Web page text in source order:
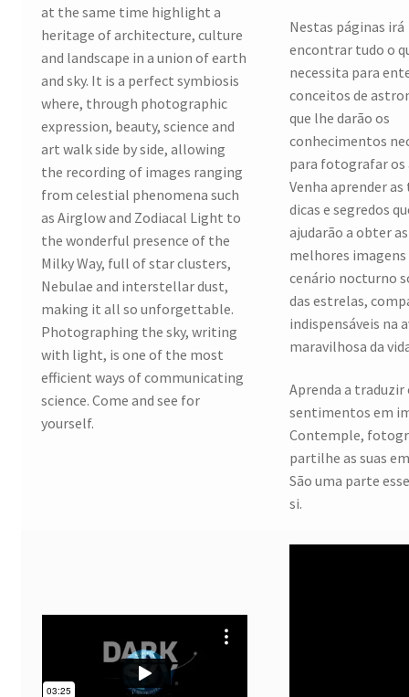
at the same time highlight a
heritage of architecture, culture
and landscape in a union of earth
and sky. It is a perfect symbiosis
where, through photographic
expression, beauty, science and
art walk side by side, allowing
the recording of images ranging
from celestial phenomena such
as Airglow and Zodiacal Light to
the wonderful presence of the
Milky Way, full of star clusters,
Nebulae and interstellar dust,
making it all so unforgettable.
Photographing the sky, writing
with light, is one of the most
efficient ways of communicating
science. Come and see for
yourself.
Nestas páginas irá
encontrar tudo o
necessita para
conceitos de
que lhe darão os
conhecimentos
para fotografar os
Venha aprender
dicas e segredos
ajudarão a obter as
melhores
cenário nocturno
das estrelas,
indispensáveis na
maravilhosa da
Aprenda a traduzir
sentimentos em
Contemple,
partilhe as suas
São uma parte
si.